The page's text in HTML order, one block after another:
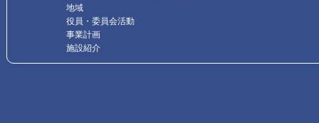
地域
役員・委員会活動
事業計画
施設紹介